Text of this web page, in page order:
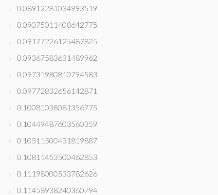
0.08912281034993519
0.09075011408642775
0.09177226125487825
0.09367583631489962
0.09731980810794583
0.09772832656142871
0.10081038081356775
0.10449487603560359
0.10511500431819887
0.10811453500462853
0.11198000533782626
0.11458938240360794